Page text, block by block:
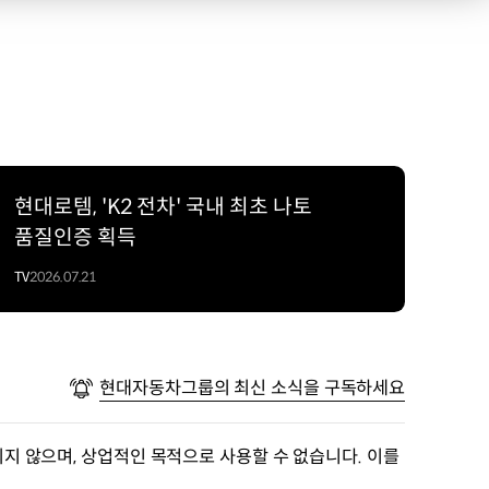
현대로템, 'K2 전차' 국내 최초 나토
품질인증 획득
TV2026.07.21
현대자동차그룹의 최신 소식을 구독하세요
않으며, 상업적인 목적으로 사용할 수 없습니다. 이를